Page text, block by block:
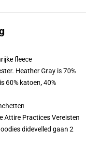
fleece
Heather Gray is 70%
60% katoen, 40%
Attire Practices Vereisten
didevelled gaan 2